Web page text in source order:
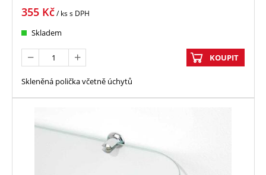
355 Kč/ kss DPH
Skladem
KOUPIT
Skleněná polička včetně úchytů